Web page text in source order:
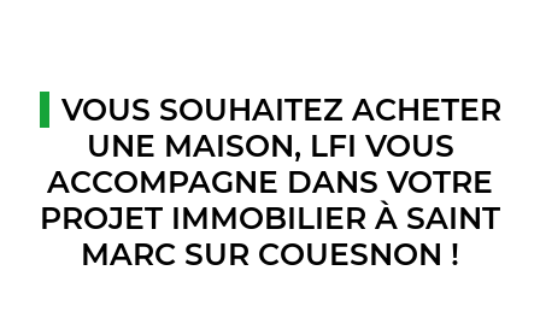
VOUS SOUHAITEZ ACHETER
UNE MAISON, LFI VOUS
ACCOMPAGNE DANS VOTRE
PROJET IMMOBILIER À SAINT
MARC SUR COUESNON !